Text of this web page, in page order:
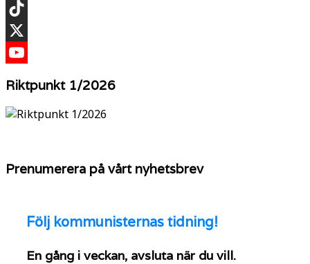
Instagram
TikTok
X
Riktpunkt 1/2026
Prenumerera på vårt nyhetsbrev
Följ kommunisternas tidning!
En gång i veckan, avsluta när du vill.